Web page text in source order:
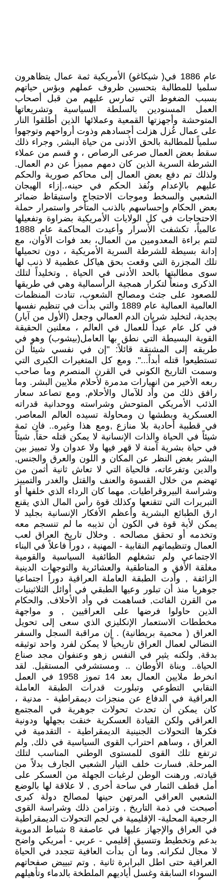
عام 1886 في( شيكاغو) الأمريكية ثمة عمال يتظاهرون
سلميا للمطالبة بتحسين ظروف عملهم وبؤس حياتهم
بسبب الضغوط التي تمارس عليهم من قبل أصحاب
العمل المسنودين بالسلطة السياسية وتشريعاتها
المتوحشة وأجهزتها القمعية وعملائها الذين أطلقوا النار
على عمال عُزل هزلت أجسادهم وذوت أرواحهم وتوجهوا
سلمياً للمطالبة بالحق الأدنى من حياة البشر, وجراء ذلك
سقط بعض العمال صرعى الرصاص ، و قسم من عملاء
الشرطة السرية الذين كان دمهم مميزاً عن دم العمال.
ولذلك تم دفع بعض العمال إلى محاكم صورية والحكم
عليهم بالإعدام ونُفذ الحكم في حينه،.إزاء الهيجان
الشعبي والسخط وموجات الاحتجاج واستيقاظ ضمائر
بعض الحكام وإحساسهم بالذنب المتأخر واستمرار حملة
الاحتجاجات في كل الولايات الأمريكية بضراوة وتفعيلها
عالمياً، تكشفت الأسرار وأعيدت المحاكمة عام 1888
لتتم براءة المعدومين من العمال، بعد فوات الأوان، مع
إدانة بسيطة للشرطة السرية الأمريكية ، دون تحميلها
تلك المجزرة التي وقعت بحق هياكل عظمية لا ذنب لها
سوى مطالبتها بالحد الأدنى في الحياة , وتخليداً لتلك
الذكرى ومنعاً لتكرار همجية الرأسمالية وهي في طريقها
للصعود على جثث ومصالح الشعوب، تنادت المنظمات
العالمية العمالية عام 1889 والتي بدأت في تنظيم نفسها
بجدية، لتخليد شريان الدم العمالي وجعل (الأول من آيار)
في كل عام عيداً للعمال في العالم ، معلنين الحقيقة
القوية البسيطة التي نطق بها العامل(بيشوب) وهو في
طريقه إلى المشنقة قائلاً: "إن في نفسي شيئاً لن
تستطيعوا قتله أبداً...". ومع كل المتغيرات الكبرى التي
وسمت التاريخ الكوني في القرن المنصرم وما صاحب
ربعه الأخير من انهيارات مدمرة لأحلام ملايين البشر. وما
رافق ذلك من وأد للآمال والأحلام, ومع تصاعد سعار
الذئب الأمريكي المتوحش وشراسته ووحدانية قدراته
العسكرية وبطشها ن ومحاولة تسيده العالم المعاصر,
في قطبية أحادية بلا منازع ,ومع هذا وغيره.. فان ثمة
شيئاً في الحياة والذات الإنسانية لا يمكن قتله حقاً, شيئاً
في حياة بشرية آمنة لا قهر فيها ولا عدوان ولا تمييز بين
البشر بغض النظر عن المكان و اللون والعرق والجنس,
والدين وتفرعاته، فالحياة التي لا تعاش ثانية أثمن من
تهضم من خلال القسوة والعنف والقتل والغدر والتمييز
وشراسة البيروقراطيات, مهما كان الرداء الذي خلفها أو
التبريرات التي تتقنعها وكذلك قوة رأس المال الذي يقنع
ارق الطبائع البشرية وأعظم الأفكار الإنسانية بجليد لا
يمكن لأية قوة في الكون أن تذيبه ما لم تنسجم معه
وتخدمه أو تحقق مصالحه . وخلال تاريخ العراق لعب
العمال وتنظيماتهم النقابية - المهنية ، دوراً فاعلاً في البناء
الاجتماعي ولم تشغلهم الطائفية السياسية والقومية
مغلقة الأفق و المناطقية والعشائرية والتوجهات الدينية
الزائفة , وأدت الطبقة العاملة العراقية دوراً اجتماعيا
جوهريا منذ أن تبلور وعيها الطبقي في أوائل الثلاثينيات
من القرن الفائت, فساهمت في وأد الأحلاف, والحكام
الذين حاولوا فرضها على العراقيين , و مواجهة
مخططات الاستعمار الإنكليزي الذي سعى إلى تحويل
العراق ( محمية بريطانية) . إن مراقبة السجل والسفر
النضالي لعمال العراق تاريخياً لا يمكن لفرد واحد توثيقه
بدقة, ولكنه يثير في النفس زهو وعنفوان مجد صناع
الحياة.. وبناة الأوطان .. ومستشرفي المستقبل. لقد
انخرط ملايين العمال بعد 14 تموز 1958 في العمل
النقابي التطوعي وتبلورت قدرات الطبقة العاملة
العراقية في الدفاع عن منجزات ديمقراطية - مدنية ،
كان يمكن أن تحدث تحولات جوهرية في المجتمع
العراقي ولكن القيادة العسكرية خنقت بجهلها ودونية
فكرها التحولات الجنينية الديمقراطية - التقدمية في
العراق ، وساهم احتراب القوى السياسية في ذلك, ولم
ترتفع تلك القوى للمستوى الوطني المناسب لتلك
المرحلة, فسارت خلف التيار الشعبي الجارف بدلاً من
قيادته, ورهنت الوطن لرغبات الجهلة من العسكر على
أمل قطف الثمار في ساحة أخرى , لا علاقة لها بالوضع
الشعبي العراقي المرتهن حينها لمصالح دولة كبرى
أصبحت في ذمة التاريخ , وتزامن ذلك وشراسة القوى
الرجعية المحلية- الإقليمية في لجم التحولات الديمقراطية
في العراق والإجهاز عليها في عاصفة 8 شباط الدموية
بدعم وتخطيط وتنسيق إقليمي - عربي - أمريكي واضح
لا مجال لنكرانه, وما أن بدأت العافية تتجدد في الحياة
العراقية حتى اطل البرابرة ثانية , وتم تبييض صفحاتهم
السوداء السابقة وغسل أياديهم الملطخة بالدماء وتأهيلهم